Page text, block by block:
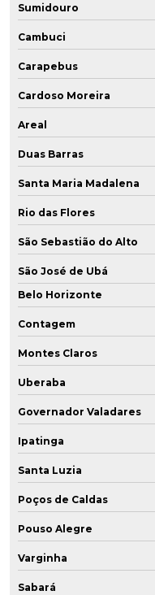
Sumidouro
Cambuci
Carapebus
Cardoso Moreira
Areal
Duas Barras
Santa Maria Madalena
Rio das Flores
São Sebastião do Alto
São José de Ubá
Belo Horizonte
Contagem
Montes Claros
Uberaba
Governador Valadares
Ipatinga
Santa Luzia
Poços de Caldas
Pouso Alegre
Varginha
Sabará